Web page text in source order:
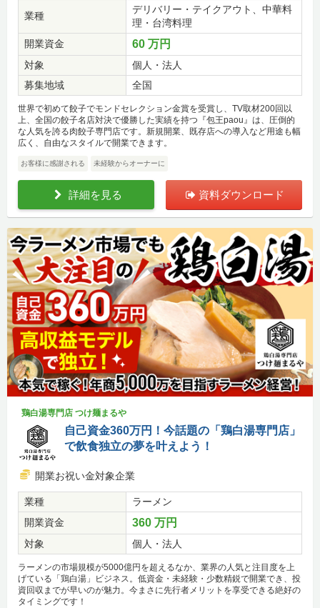
業種
デリバリー・テイクアウト、中華料
理・台湾料理
開業資金
60 万円
対象
個人・法人
募集地域
全国
世界で初めて餃子でモンドセレクション金賞を受賞し、TV取材200回以
上、全国の餃子名店対決で優勝した実績を持つ『包王paou』は、圧倒的
な人気を誇る肉餃子専門店です。新規開業、既存店への導入など用途も幅
広く、自由なスタイルで開業できます。
お客様に感謝される 未経験からオーナーに
詳細を見る 資料ダウンロード
鶏白湯専門店 つけ麺まるや
自己資金360万円！今話題の「鶏白湯専門店」
で飲食独立の夢を叶えよう！
開業お祝い金対象企業
業種
ラーメン
開業資金
360 万円
対象 個人・法人
ラーメンの市場規模が5000億円を超えるなか、業界の人気と注目度を上
げている「鶏白湯」ビジネス。低資金・未経験・少数精鋭で開業でき、投
資回収までが早いのが魅力。今まさに先行者メリットを享受できる絶好の
タイミングです！